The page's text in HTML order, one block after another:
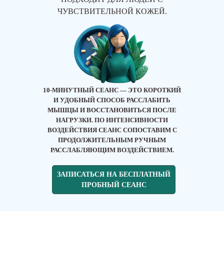
ЗАПИСАТЬСЯ НА БЕСПЛАТНЫЙ
ПРОБНЫЙ СЕАНС
ЧУВСТВИТЕЛЬНОЙ КОЖЕЙ.
10-МИНУТНЫЙ СЕАНС — ЭТО КОРОТКИЙ
И УДОБНЫЙ СПОСОБ РАССЛАБИТЬ
МЫШЦЫ И ВОССТАНОВИТЬСЯ ПОСЛЕ
НАГРУЗКИ. ПО ИНТЕНСИВНОСТИ
ВОЗДЕЙСТВИЯ СЕАНС СОПОСТАВИМ С
ПРОДОЛЖИТЕЛЬНЫМ РУЧНЫМ
РАССЛАБЛЯЮЩИМ ВОЗДЕЙСТВИЕМ.